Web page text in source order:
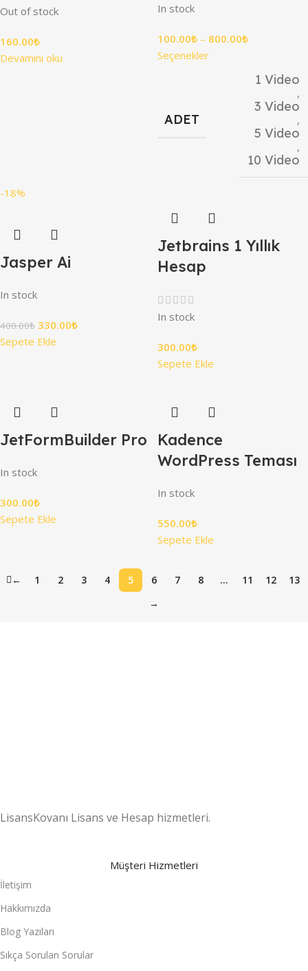
Out of stock
160.00₺
Devamını oku
In stock
100.00₺ – 800.00₺
Seçenekler
ADET
1 Video
,
3 Video
,
5 Video
,
10 Video
-18%
Jasper Ai
In stock
400.00₺ 330.00₺
Sepete Ekle
Jetbrains 1 Yıllık
Hesap
In stock
300.00₺
Sepete Ekle
JetFormBuilder Pro
In stock
300.00₺
Sepete Ekle
Kadence
WordPress Teması
In stock
550.00₺
Sepete Ekle
← 1 2 3 4 5 6 7 8 … 11 12
13
→
LisansKovanı Lisans ve Hesap hizmetleri.
Müşteri Hizmetleri
İletişim
Hakkımızda
Blog Yazıları
Sıkça Sorulan Sorular